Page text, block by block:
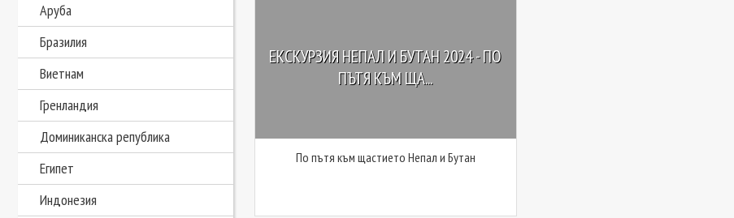
Аруба
Бразилия
Виетнам
Гренландия
Доминиканска република
Египет
Индонезия
ЕКСКУРЗИЯ НЕПАЛ И БУТАН 2024 - ПО
ПЪТЯ КЪМ ЩА...
По пътя към щастието Непал и Бутан